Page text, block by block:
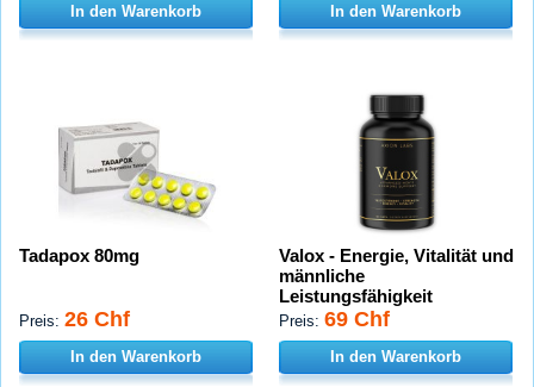
In den Warenkorb In den Warenkorb
Tadapox 80mg
Preis: 26 Chf
In den Warenkorb
Valox - Energie, Vitalität und
männliche
Leistungsfähigkeit
Preis: 69 Chf
In den Warenkorb